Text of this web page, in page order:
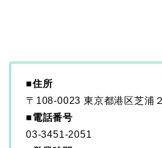
■住所
〒108-0023 東京都港区芝浦
■電話番号
03-3451-2051